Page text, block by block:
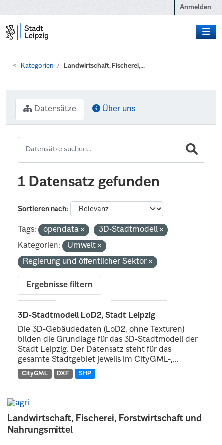
Anmelden
Kategorien Landwirtschaft, Fischerei,...
Landwirtschaft, Fischerei, Forstwirtschaft und
Nahrungsmittel
Datensätze Über uns
1 Datensatz gefunden
Sortieren nach
Tags: opendata
3D-Stadtmodell
Kategorien:
Umwelt
Regierung und öffentlicher Sektor
Ergebnisse filtern
3D-Stadtmodell LoD2, Stadt Leipzig
Die 3D-Gebäudedaten (LoD2, ohne Texturen)
bilden die Grundlage für das 3D-Stadtmodell der
Stadt Leipzig. Der Datensatz steht für das
gesamte Stadtgebiet jeweils im CityGML-,...
CityGML DXF SHP